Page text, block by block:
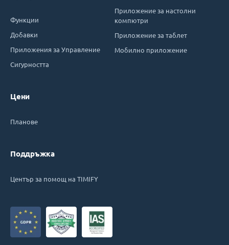
Функции
Добавки
Приложения за Управление
Сигурността
Цени
Планове
Поддръжка
Център за помощ на TIMIFY
Приложение за настолни
компютри
Приложение за таблет
Мобилно приложение